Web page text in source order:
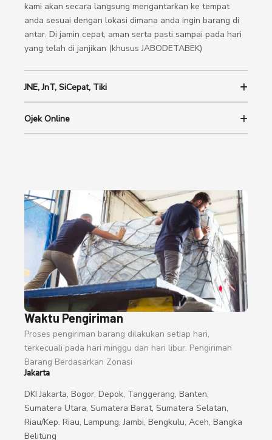
kami akan secara langsung mengantarkan ke tempat
anda sesuai dengan lokasi dimana anda ingin barang di
antar. Di jamin cepat, aman serta pasti sampai pada hari
yang telah di janjikan (khusus JABODETABEK)
JNE, JnT, SiCepat, Tiki
Ojek Online
Waktu Pengiriman
Proses pengiriman barang dilakukan setiap hari,
terkecuali pada hari minggu dan hari libur. Pengiriman
Barang Berdasarkan Zonasi
Jakarta
DKI Jakarta, Bogor, Depok, Tanggerang, Banten,
Sumatera Utara, Sumatera Barat, Sumatera Selatan,
Riau/Kep. Riau, Lampung, Jambi, Bengkulu, Aceh, Bangka
Belitung